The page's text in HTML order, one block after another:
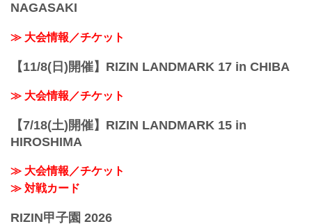
NAGASAKI
≫ 大会情報／チケット
【11/8(日)開催】RIZIN LANDMARK 17 in CHIBA
≫ 大会情報／チケット
【7/18(土)開催】RIZIN LANDMARK 15 in
HIROSHIMA
≫ 大会情報／チケット
≫ 対戦カード
RIZIN甲子園 2026